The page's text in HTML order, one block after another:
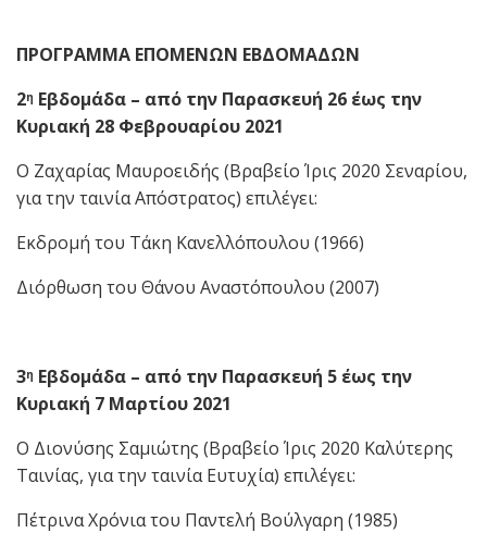
ΠΡΟΓΡΑΜΜΑ ΕΠΟΜΕΝΩΝ ΕΒΔΟΜΑΔΩΝ
2η Εβδομάδα – από την Παρασκευή 26 έως την
Κυριακή 28 Φεβρουαρίου 2021
Ο Ζαχαρίας Μαυροειδής (Βραβείο Ίρις 2020 Σεναρίου,
για την ταινία Απόστρατος) επιλέγει:
Εκδρομή του Τάκη Κανελλόπουλου (1966)
Διόρθωση του Θάνου Αναστόπουλου (2007)
3η Εβδομάδα – από την Παρασκευή 5 έως την
Κυριακή 7 Μαρτίου 2021
Ο Διονύσης Σαμιώτης (Βραβείο Ίρις 2020 Καλύτερης
Ταινίας, για την ταινία Ευτυχία) επιλέγει:
Πέτρινα Χρόνια του Παντελή Βούλγαρη (1985)